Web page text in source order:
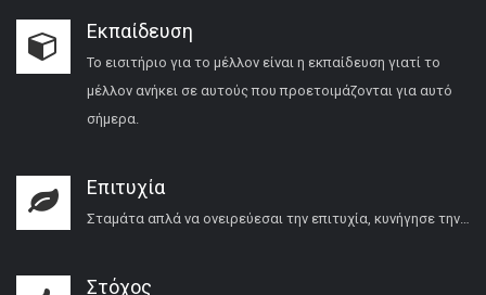
Εκπαίδευση
Το εισιτήριο για το μέλλον είναι η εκπαίδευση γιατί το
μέλλον ανήκει σε αυτούς που προετοιμάζονται για αυτό
σήμερα.
Επιτυχία
Σταμάτα απλά να ονειρεύεσαι την επιτυχία, κυνήγησε την…
Στόχος